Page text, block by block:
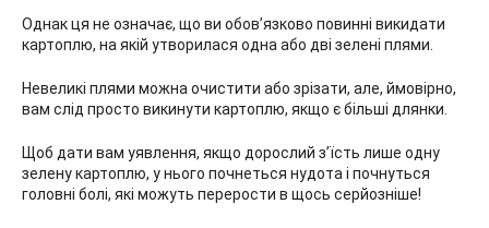
Однак ця не означає, що ви обов’язково повинні викидати
картоплю, на якій утворилася одна або дві зелені плями.
Невеликі плями можна очистити або зрізати, але, ймовірно,
вам слід просто викинути картоплю, якщо є більші длянки.
Щоб дати вам уявлення, якщо дорослий з’їсть лише одну
зелену картоплю, у нього почнеться нудота і почнуться
головні болі, які можуть перерости в щось серйозніше!